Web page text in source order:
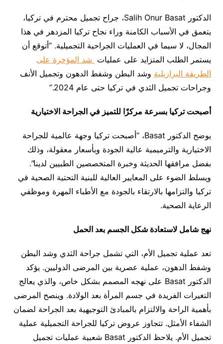
الدكتور Salih Onur Basat، جراح تجميل محترم في تركيا،
يتعمق في الأسباب الكامنة وراء نجاح تركيا المزدهر في هذا
المجال، لا سيما في العمليات الجراحية التجميلية. “أتوقع أن
يستمر الطلب المتزايد على عمليات شد المؤخرة على
الطريقة البرازيلية وشد البطن وشفط الدهون وتجميل الأنف
وجراحات تجميل الثدي في تركيا حتى عام 2024.”
أصبحت تركيا بسرعة مركزًا للتميز في الجراحة الاختيارية
يوضح الدكتور Basat، “أصبحت تركيا وجهة عالمية للجراحة
الاختيارية والترميمية عالية الجودة وبأسعار معقولة، وذلك
بفضل مرافقها الحديثة وخبرة المتخصصين الطبيين لدينا”.
ويسلط الضوء على المعايير العالية للبنية التحتية الصحية في
تركيا والتزامها بالارتقاء بالجودة مع الأطباء المهرة وموظفي
الرعاية الصحية.
نهج شامل لاستعادة شكل الجسم بعد الحمل
تعد عملية تجميل الأم، التي تشمل جراحة الثدي وشد البطن
وشفط الدهون، عملية عصرية بين المرضى الدوليين. يؤكد
الدكتور Basat على نهجه المصمم بشكل خاص، والذي يعالج
التغيرات الفريدة في جسم المرأة بعد الولادة. وينصح المرضى
بأهمية الراحة والالتزام بالمبادئ التوجيهية بعد الجراحة لضمان
الشفاء الأمثل. تتجاوز عروض تركيا للجراحة التجميلية عملية
تجميل الأم. يلاحظ الدكتور Basat شعبية عمليات تجميل